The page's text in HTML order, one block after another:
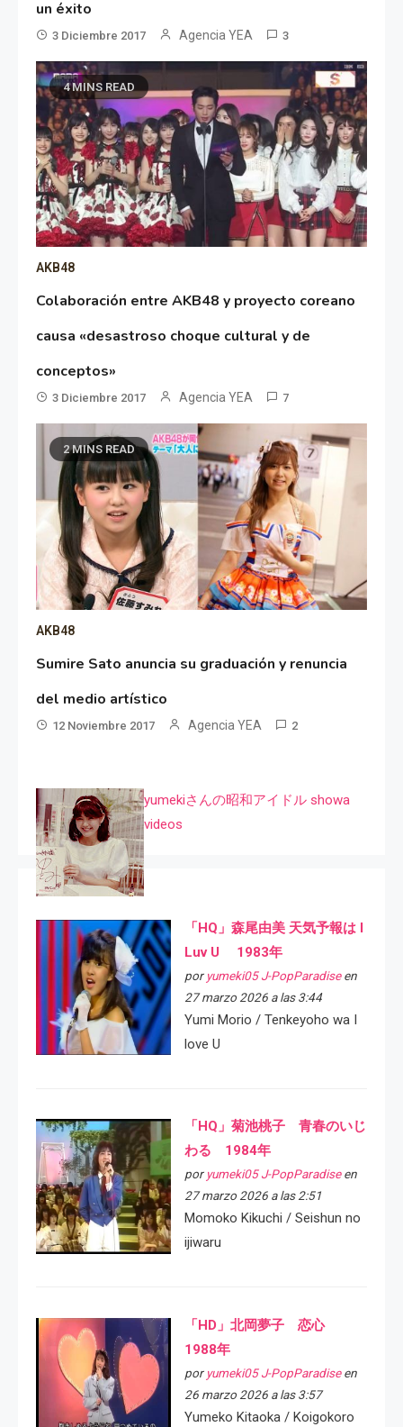
un éxito
3 Diciembre 2017 Agencia YEA 3
4 MINS READ
AKB48
Colaboración entre AKB48 y proyecto coreano
causa «desastroso choque cultural y de
conceptos»
3 Diciembre 2017 Agencia YEA 7
2 MINS READ
AKB48
Sumire Sato anuncia su graduación y renuncia
del medio artístico
12 Noviembre 2017 Agencia YEA 2
yumekiさんの昭和アイドル showa
videos
「HQ」森尾由美 天気予報は I
Luv U 1983年
por yumeki05 J-PopParadiseen
27 marzo 2026 a las 3:44
Yumi Morio / Tenkeyoho wa I
love U
「HQ」菊池桃子 青春のいじ
わる 1984年
por yumeki05 J-PopParadiseen
27 marzo 2026 a las 2:51
Momoko Kikuchi / Seishun no
ijiwaru
「HD」北岡夢子 恋心
1988年
por yumeki05 J-PopParadiseen
26 marzo 2026 a las 3:57
Yumeko Kitaoka / Koigokoro